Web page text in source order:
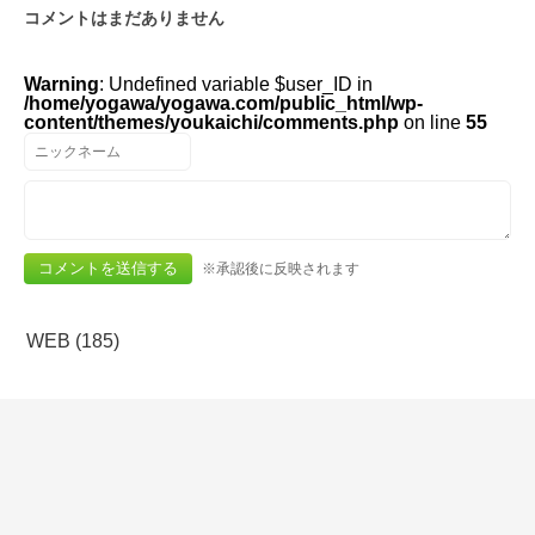
コメントはまだありません
Warning: Undefined variable $user_ID in
/home/yogawa/yogawa.com/public_html/wp-
content/themes/youkaichi/comments.php on line 55
※承認後に反映されます
WEB (185)